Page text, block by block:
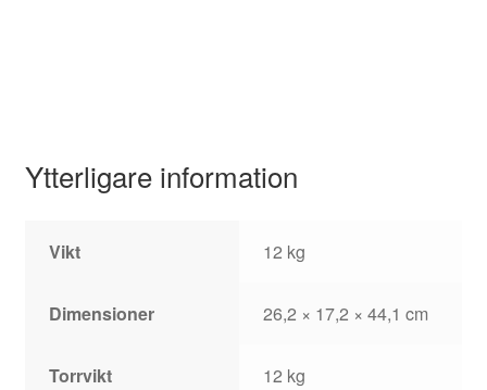
Ytterligare information
Vikt 12 kg
Dimensioner 26,2 × 17,2 × 44,1 cm
Torrvikt 12 kg